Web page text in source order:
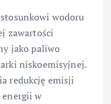
wodoru
zawartości
jako paliwo
niskoemisyjnej.
redukcję emisji
energii w